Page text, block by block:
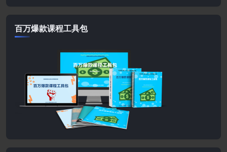
百万爆款课程工具包